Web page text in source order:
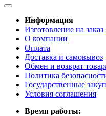
Информация
Изготовление на заказ
О компании
Оплата
Доставка и самовывоз
Обмен и возврат
Политика
Государственные
Условия соглашения
Время работы: